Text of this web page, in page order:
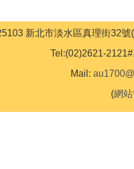
新北市淡水區真理街32號
Tel:(02)2621-
Mail:
(網